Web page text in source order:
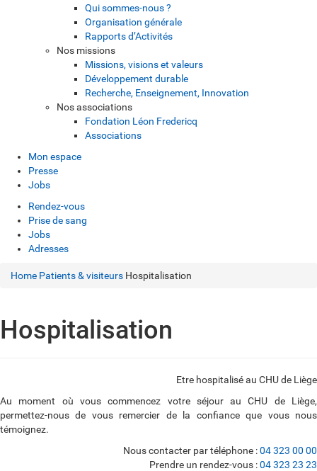
Qui sommes-nous ?
Organisation générale
Rapports d’Activités
Nos missions
Missions, visions et valeurs
Développement durable
Recherche, Enseignement, Innovation
Nos associations
Fondation Léon Fredericq
Associations
Mon espace
Presse
Jobs
Rendez-vous
Prise de sang
Jobs
Adresses
Home Patients & visiteurs Hospitalisation
Hospitalisation
Etre hospitalisé au CHU de Liège
Au moment où vous commencez votre séjour au CHU de Liège,
permettez-nous de vous remercier de la confiance que vous nous
témoignez.
Nous contacter par téléphone :04 323 00 00
Prendre un rendez-vous :04 323 23 23